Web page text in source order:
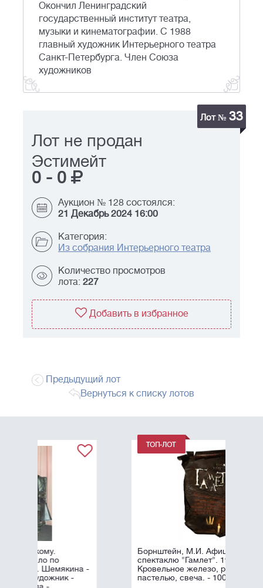
Окончил Ленинградский
государственный институт театра,
музыки и кинематографии. С 1988
главный художник Интерьерного театра
Санкт-Петербурга. Член Союза
художников
Лот № 33
Лот не продан
Эстимейт
0 - 0
Аукцион № 128 состоялся:
21 Декабрь 2024 16:00
Категория:
Из собрания Интерьерного театра
Количество просмотров
лота: 227
Добавить в избранное
Предыдущий лот
Вернуться к списку лотов
Борнштейн, М.И. Афиша к
спектаклю "Гамлет". 1996.
Кровельное железо, роспись
пастелью, свеча. - 100х60 см.